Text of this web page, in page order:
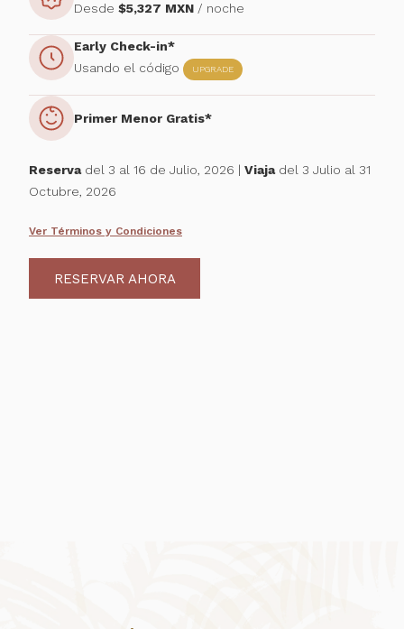
Desde $5,327 MXN / noche
Early Check-in*
Usando el código
UPGRADE
Primer Menor Gratis*
Reservadel 3 al 16 de Julio, 2026 | Viajadel 3 Julio al 31
Octubre, 2026
Ver Términos y Condiciones
RESERVAR AHORA